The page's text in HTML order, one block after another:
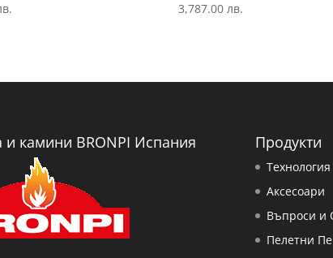
3,787.00 лв.
и камини BRONPI Испания Продукти
Технология
Аксесоари
Въпроси и
Пелетни